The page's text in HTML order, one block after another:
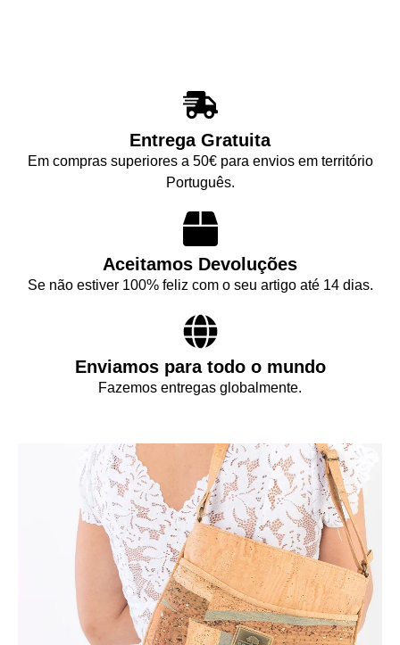
Entrega Gratuita
Em compras superiores a 50€ para envios em território
Português.
Aceitamos Devoluções
Se não estiver 100% feliz com o seu artigo até 14 dias.
Enviamos para todo o mundo
Fazemos entregas globalmente.